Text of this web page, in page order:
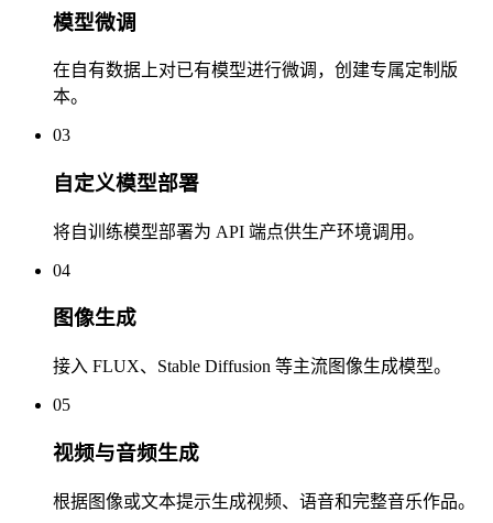
模型微调
在自有数据上对已有模型进行微调，创建专属定制版
本。
03
自定义模型部署
将自训练模型部署为 API 端点供生产环境调用。
04
图像生成
接入 FLUX、Stable Diffusion 等主流图像生成模型。
05
视频与音频生成
根据图像或文本提示生成视频、语音和完整音乐作品。